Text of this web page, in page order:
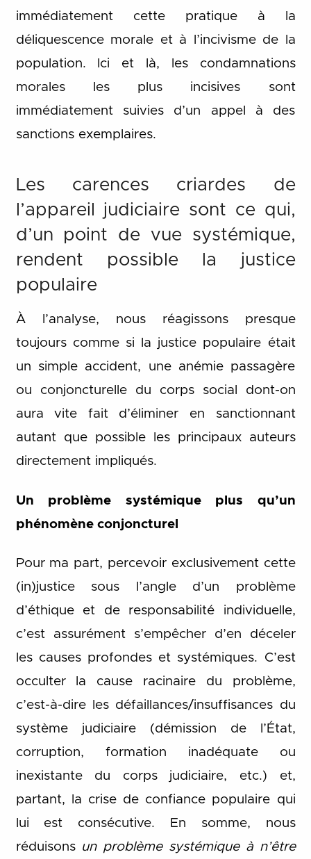
immédiatement cette pratique à la
déliquescence morale et à l’incivisme de la
population. Ici et là, les condamnations
morales les plus incisives sont
immédiatement suivies d’un appel à des
sanctions exemplaires.
Les carences criardes de
l’appareil judiciaire sont ce qui,
d’un point de vue systémique,
rendent possible la justice
populaire
À l’analyse, nous réagissons presque
toujours comme si la justice populaire était
un simple accident, une anémie passagère
ou conjoncturelle du corps social dont-on
aura vite fait d’éliminer en sanctionnant
autant que possible les principaux auteurs
directement impliqués.
Un problème systémique plus qu’un
phénomène conjoncturel
Pour ma part, percevoir exclusivement cette
(in)justice sous l’angle d’un problème
d’éthique et de responsabilité individuelle,
c’est assurément s’empêcher d’en déceler
les causes profondes et systémiques. C’est
occulter la cause racinaire du problème,
c’est-à-dire les défaillances/insuffisances du
système judiciaire (démission de l’État,
corruption, formation inadéquate ou
inexistante du corps judiciaire, etc.) et,
partant, la crise de confiance populaire qui
lui est consécutive. En somme, nous
réduisons un problème systémique à n’être